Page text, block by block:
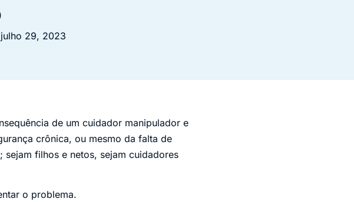
julho 29, 2023
de um cuidador manipulador e
crônica, ou mesmo da falta de
filhos e netos, sejam cuidadores
o problema.